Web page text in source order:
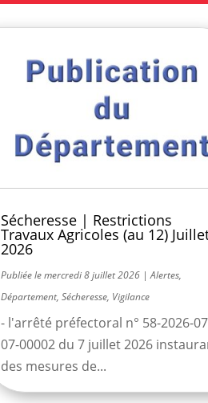
Sécheresse | Restrictions
Travaux Agricoles (au 12)
2026
mercredi 8 juillet 2026|Alertes,
Département, Sécheresse, Vigilance
- l'arrêté préfectoral n° 58-2026-
07-00002 du 7 juillet 2026
des mesures de...